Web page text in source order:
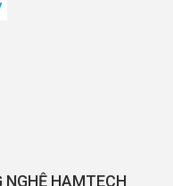
HAMTECH